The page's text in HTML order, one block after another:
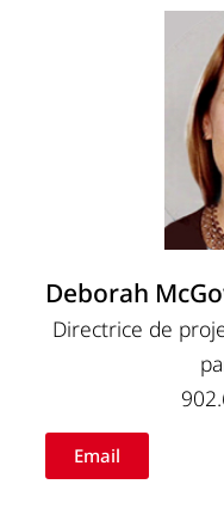
Deborah
Directrice de
Email